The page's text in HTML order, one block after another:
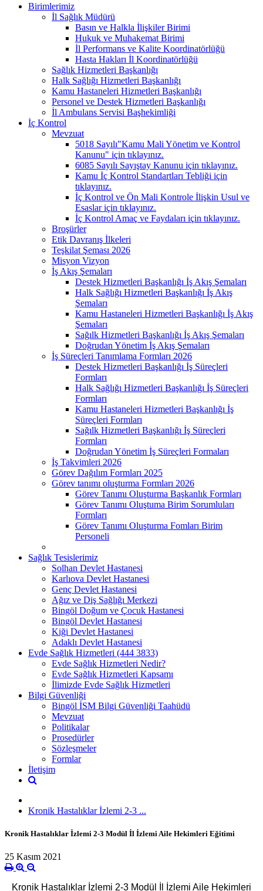
Birimlerimiz
İl Sağlık Müdürü
Basın ve Halkla İlişkiler Birimi
Hukuk ve Muhakemat Birimi
İl Performans ve Kalite Koordinatörlüğü
Hasta Hakları İl Koordinatörlüğü
Sağlık Hizmetleri Başkanlığı
Halk Sağlığı Hizmetleri Başkanlığı
Kamu Hastaneleri Hizmetleri Başkanlığı
Personel ve Destek Hizmetleri Başkanlığı
İl Ambulans Servisi Başhekimliği
İç Kontrol
Mevzuat
5018 Sayılı"Kamu Mali Yönetim ve Kontrol
Kanunu" için tıklayınız.
6085 Sayılı Sayıştay Kanunu için tıklayınız.
Kamu İç Kontrol Standartları Tebliği için
tıklayınız.
İç Kontrol ve Ön Mali Kontrole İlişkin Usul ve
Esaslar için tıklayınız.
İç Kontrol Amaç ve Faydaları için tıklayınız.
Broşürler
Etik Davranış İlkeleri
Teşkilat Şeması 2026
Misyon Vizyon
İş Akış Şemaları
Destek Hizmetleri Başkanlığı İş Akış Şemaları
Halk Sağlığı Hizmetleri Başkanlığı İş Akış
Şemaları
Kamu Hastaneleri Hizmetleri Başkanlığı İş Akış
Şemaları
Sağılk Hizmetleri Başkanlığı İş Akış Şemaları
Doğrudan Yönetim İş Akış Şemaları
İş Süreçleri Tanımlama Formları 2026
Destek Hizmetleri Başkanlığı İş Süreçleri
Formları
Halk Sağlığı Hizmetleri Başkanlığı İş Süreçleri
Formları
Kamu Hastaneleri Hizmetleri Başkanlığı İş
Süreçleri Formları
Sağılk Hizmetleri Başkanlığı İş Süreçleri
Formları
Doğrudan Yönetim İş Süreçleri Formaları
İş Takvimleri 2026
Görev Dağılım Formları 2025
Görev tanımı oluşturma Formları 2026
Görev Tanımı Oluşturma Başkanlık Formları
Görev Tanımı Oluştuma Birim Sorumluları
Formları
Görev Tanımı Oluşturma Fomları Birim
Personeli
Sağlık Tesislerimiz
Solhan Devlet Hastanesi
Karlıova Devlet Hastanesi
Genç Devlet Hastanesi
Ağız ve Diş Sağlığı Merkezi
Bingöl Doğum ve Çocuk Hastanesi
Bingöl Devlet Hastanesi
Kiği Devlet Hastanesi
Adaklı Devlet Hastanesi
Evde Sağlık Hizmetleri (444 3833)
Evde Sağlık Hizmetleri Nedir?
Evde Sağlık Hizmetleri Kapsamı
İlimizde Evde Sağlık Hizmetleri
Bilgi Güvenliği
Bingöl İSM Bilgi Güvenliği Taahüdü
Mevzuat
Politikalar
Prosedürler
Sözleşmeler
Formlar
İletişim
Kronik Hastalıklar İzlemi 2-3 ...
Kronik Hastalıklar İzlemi 2-3 Modül İl İzlemi Aile Hekimleri Eğitimi
25 Kasım 2021
Kronik Hastalıklar İzlemi 2-3 Modül İl İzlemi Aile Hekimleri